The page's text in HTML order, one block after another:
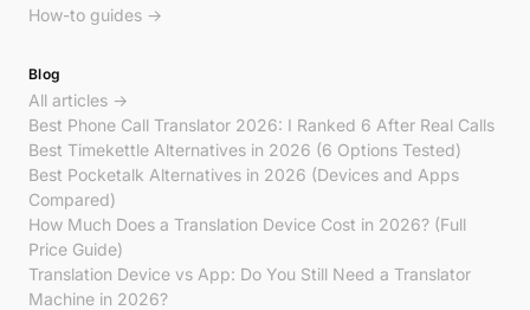
How-to guides →
Blog
All articles →
Best Phone Call Translator 2026: I Ranked 6 After Real Calls
Best Timekettle Alternatives in 2026 (6 Options Tested)
Best Pocketalk Alternatives in 2026 (Devices and Apps
Compared)
How Much Does a Translation Device Cost in 2026? (Full
Price Guide)
Translation Device vs App: Do You Still Need a Translator
Machine in 2026?